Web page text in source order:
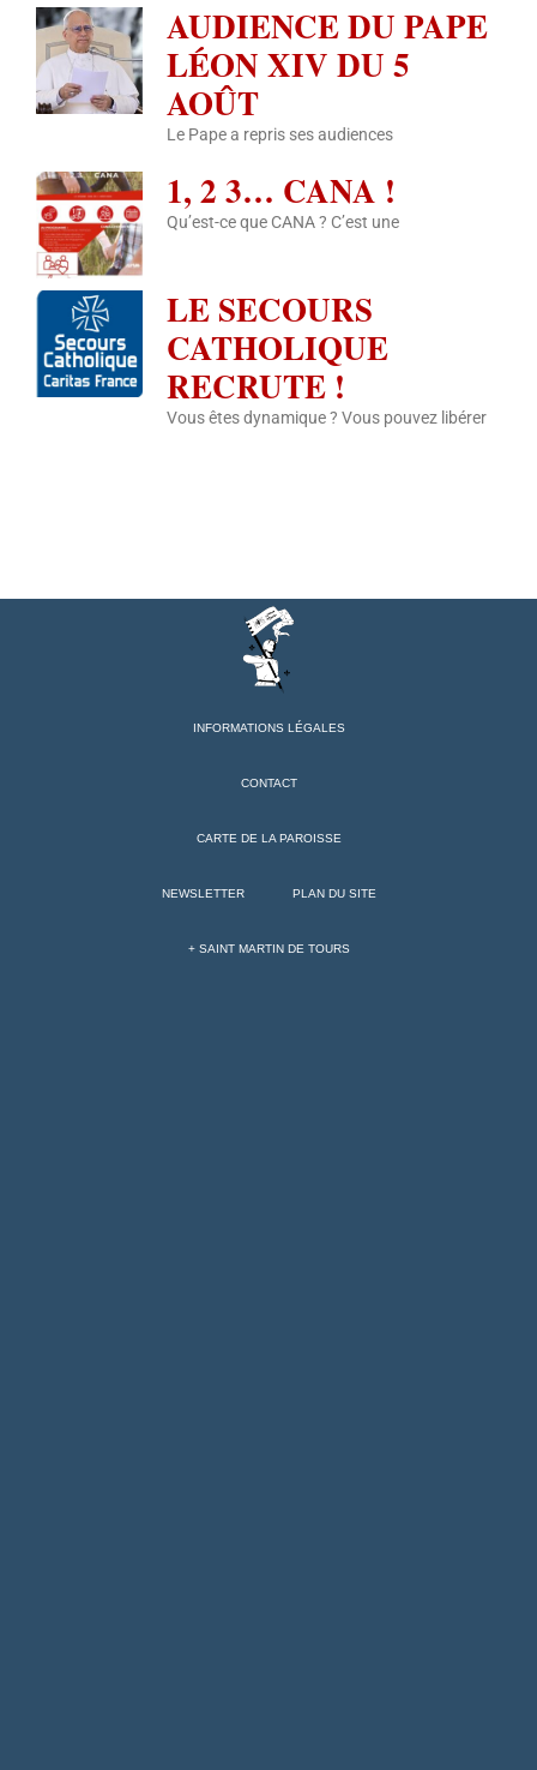
AUDIENCE DU PAPE
LÉON XIV DU 5
AOÛT
Le Pape a repris ses audiences
1, 2 3… CANA !
Qu’est-ce que CANA ? C’est une
LE SECOURS
CATHOLIQUE
RECRUTE !
Vous êtes dynamique ? Vous pouvez libérer
INFORMATIONS LÉGALES
CONTACT
CARTE DE LA PAROISSE
NEWSLETTER PLAN DU SITE
+ SAINT MARTIN DE TOURS